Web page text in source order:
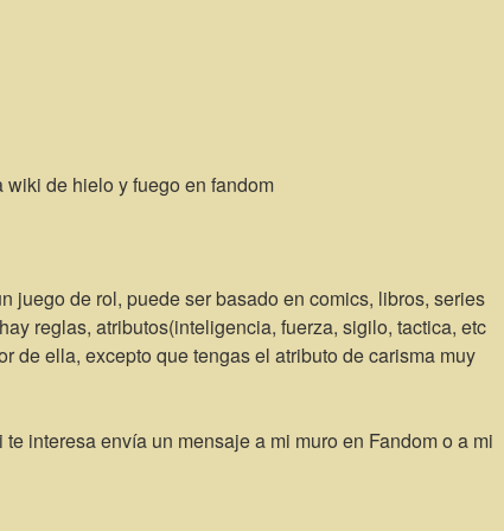
de hielo y fuego en fandom
juego de rol, puede ser basado en comics, libros, series
reglas, atributos(inteligencia, fuerza, sigilo, tactica, etc
de ella, excepto que tengas el atributo de carisma muy
interesa envía un mensaje a mi muro en Fandom o a mi